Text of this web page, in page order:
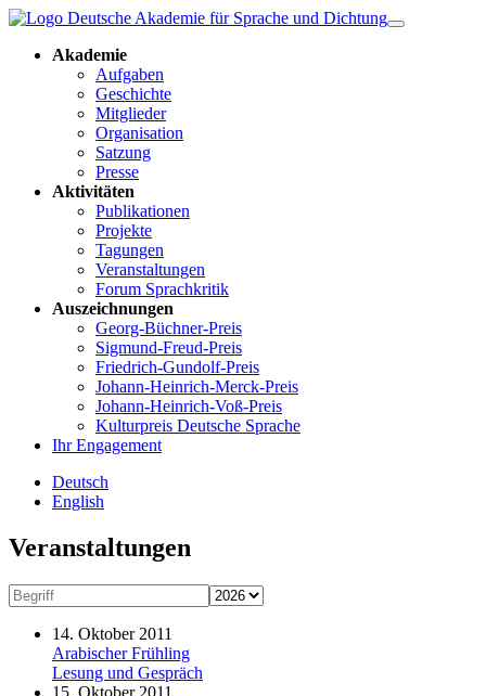
Akademie
Aufgaben
Geschichte
Mitglieder
Organisation
Satzung
Presse
Aktivitäten
Publikationen
Projekte
Tagungen
Veranstaltungen
Forum Sprachkritik
Auszeichnungen
Georg-Büchner-Preis
Sigmund-Freud-Preis
Friedrich-Gundolf-Preis
Johann-Heinrich-Merck-Preis
Johann-Heinrich-Voß-Preis
Kulturpreis Deutsche Sprache
Ihr Engagement
Deutsch
English
Veranstaltungen
14. Oktober 2011
Arabischer Frühling
Lesung und Gespräch
15. Oktober 2011